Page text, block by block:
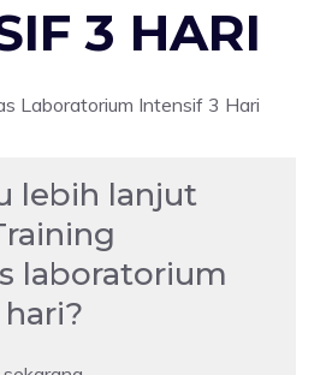
3 HARI
lebih lanjut
laboratorium